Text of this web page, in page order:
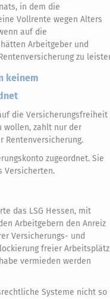
in dem die
Vollrente wegen Alters
auf die
Arbeitgeber und
zu
keinem
die Versicherungsfreiheit
wollen, zahlt nur der
Rentenversicherung.
zugeordnet. Sie
Versicherten.
das LSG Hessen, mit
Arbeitgebern den Anreiz
Versicherungs- und
freier
vermieden werden
Systeme nicht so